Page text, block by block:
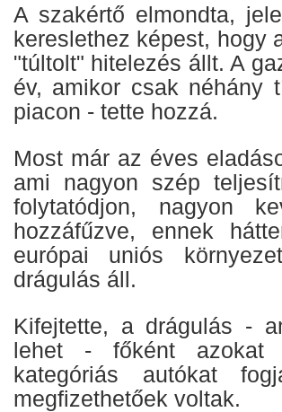
A szakértő elmondta,
kereslethez képest, hogy
"túltolt" hitelezés állt. A
év, amikor csak néhány
piacon - tette hozzá.
Most már az éves
ami nagyon szép
folytatódjon, nagyon
hozzáfűzve, ennek
európai uniós
drágulás áll.
Kifejtette, a drágulás -
lehet - főként azokat
kategóriás autókat
megfizethetőek voltak.